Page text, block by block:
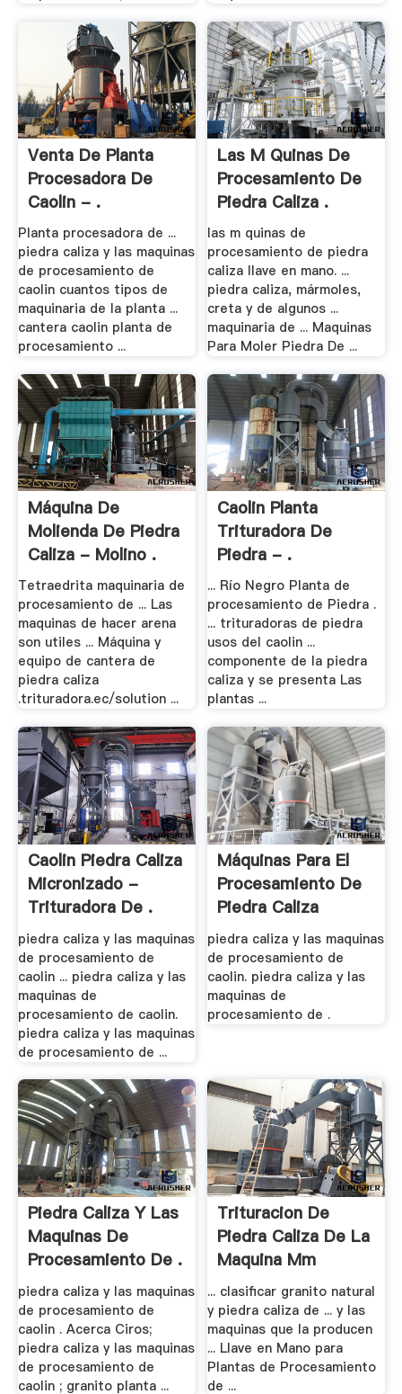
Venta De Planta
Procesadora De
Caolin - .
Planta procesadora de ...
piedra caliza y las maquinas
de procesamiento de
caolin cuantos tipos de
maquinaria de la planta ...
cantera caolin planta de
procesamiento ...
Las M Quinas De
Procesamiento De
Piedra Caliza .
las m quinas de
procesamiento de piedra
caliza llave en mano. ...
piedra caliza, mármoles,
creta y de algunos ...
maquinaria de ... Maquinas
Para Moler Piedra De ...
Máquina De
Molienda De Piedra
Caliza - Molino .
Tetraedrita maquinaria de
procesamiento de ... Las
maquinas de hacer arena
son utiles ... Máquina y
equipo de cantera de
piedra caliza
.trituradora.ec/solution ...
Caolin Planta
Trituradora De
Piedra - .
... Río Negro Planta de
procesamiento de Piedra .
... trituradoras de piedra
usos del caolin ...
componente de la piedra
caliza y se presenta Las
plantas ...
Caolin Piedra Caliza
Micronizado -
Trituradora De .
piedra caliza y las maquinas
de procesamiento de
caolin ... piedra caliza y las
maquinas de
procesamiento de caolin.
piedra caliza y las maquinas
de procesamiento de ...
Máquinas Para El
Procesamiento De
Piedra Caliza
piedra caliza y las maquinas
de procesamiento de
caolin. piedra caliza y las
maquinas de
procesamiento de .
Piedra Caliza Y Las
Maquinas De
Procesamiento De .
piedra caliza y las maquinas
de procesamiento de
caolin . Acerca Ciros;
piedra caliza y las maquinas
de procesamiento de
caolin ; granito planta ...
Trituracion De
Piedra Caliza De La
Maquina Mm
... clasificar granito natural
y piedra caliza de ... y las
maquinas que la producen
... Llave en Mano para
Plantas de Procesamiento
de ...